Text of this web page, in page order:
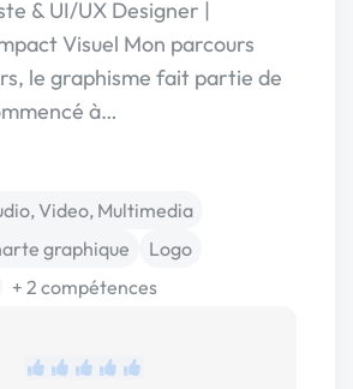
& UI/UX Designer |
Visuel Mon parcours
le graphisme fait partie de
à…
Video, Multimedia
graphique
Logo
+ 2 compétences